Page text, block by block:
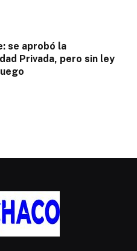
se aprobó la
Privada, pero sin ley